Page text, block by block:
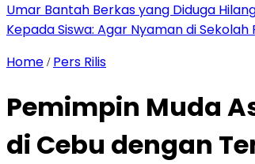
Umar Bantah Berkas yang Diduga
Kepada Siswa: Agar Nyaman di Sekolah
Home / Pers Rilis
Pemimpin Muda
di Cebu dengan